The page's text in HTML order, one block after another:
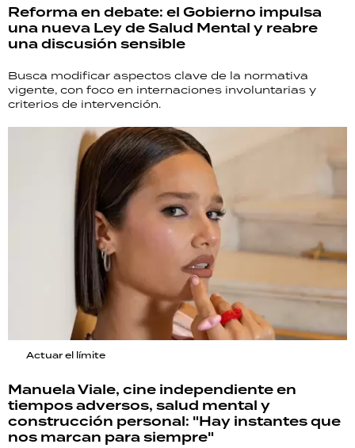
Reforma en debate: el Gobierno impulsa
una nueva Ley de Salud Mental y reabre
una discusión sensible
Busca modificar aspectos clave de la normativa
vigente, con foco en internaciones involuntarias y
criterios de intervención.
Actuar el límite
Manuela Viale, cine independiente en
tiempos adversos, salud mental y
construcción personal: "Hay instantes que
nos marcan para siempre"